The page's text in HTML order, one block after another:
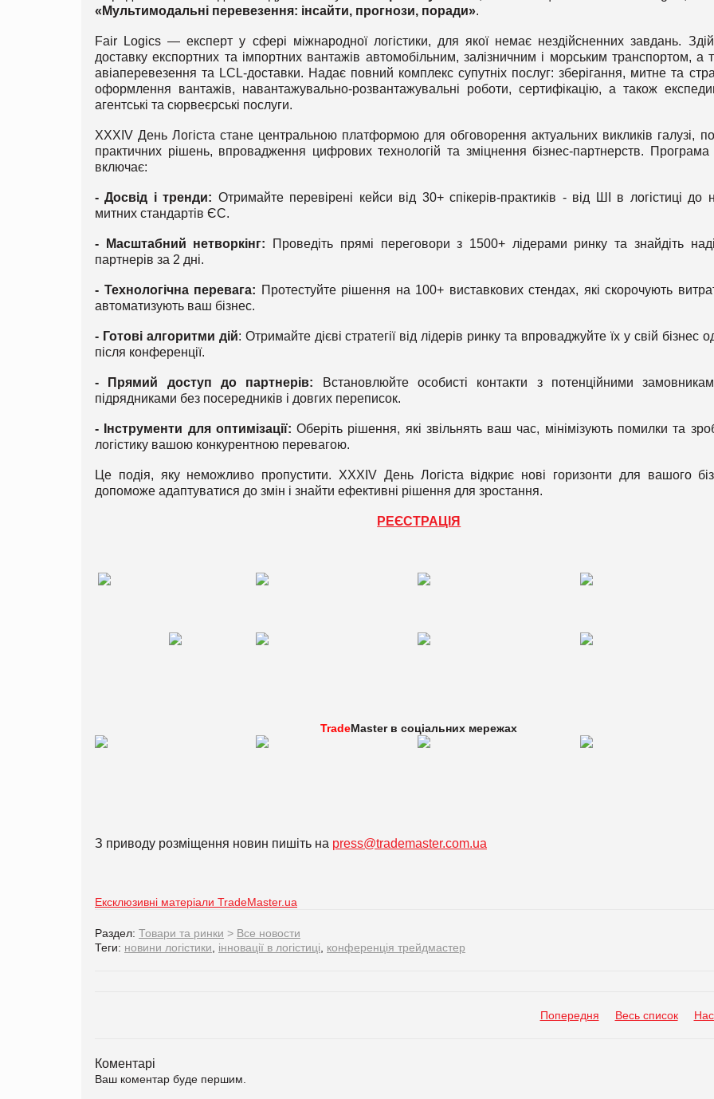
«Мультимодальні перевезення: інсайти, прогнози, поради».
Fair Logics — експерт у сфері міжнародної логістики, для якої немає нездійсненних завдань.
доставку експортних та імпортних вантажів автомобільним, залізничним і морським транспортом, а
авіаперевезення та LCL-доставки. Надає повний комплекс супутніх послуг: зберігання, митне та
оформлення вантажів, навантажувально-розвантажувальні роботи, сертифікацію, а також
агентські та сюрвеєрські послуги.
XXXІV День Логіста стане центральною платформою для обговорення актуальних викликів галузі,
практичних рішень, впровадження цифрових технологій та зміцнення бізнес-партнерств. Програма
включає:
- Досвід і тренди: Отримайте перевірені кейси від 30+ спікерів-практиків - від ШІ в логістиці до
митних стандартів ЄС.
- Масштабний нетворкінг: Проведіть прямі переговори з 1500+ лідерами ринку та знайдіть
партнерів за 2 дні.
- Технологічна перевага: Протестуйте рішення на 100+ виставкових стендах, які скорочують
автоматизують ваш бізнес.
- Готові алгоритми дій: Отримайте дієві стратегії від лідерів ринку та впроваджуйте їх у свій бізнес
після конференції.
- Прямий доступ до партнерів: Встановлюйте особисті контакти з потенційними
підрядниками без посередників і довгих переписок.
- Інструменти для оптимізації: Оберіть рішення, які звільнять ваш час, мінімізують помилки та
логістику вашою конкурентною перевагою.
Це подія, яку неможливо пропустити. XXXІV День Логіста відкриє нові горизонти для вашого
допоможе адаптуватися до змін і знайти ефективні рішення для зростання.
РЕЄСТРАЦІЯ
TradeMaster в соціальних мережах
З приводу розміщення новин пишіть на press@trademaster.com.ua
Ексклюзивні матеріали TradeMaster.ua
Раздел: Товари та ринки > Все новости
Теги: новини логістики інновації в логістиці конференція трейдмастер
Попередня Весь список
Коментарі
Ваш коментар буде першим.